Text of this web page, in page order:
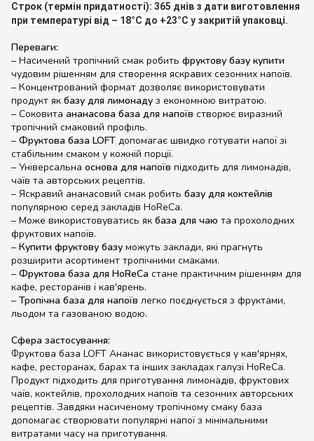
Строк (термін придатності): 365 днів з дати виготовлення
при температурі від – 18°C до +23°C у закритій упаковці.
Переваги:
– Насичений тропічний смак робить фруктову базу купити
чудовим рішенням для створення яскравих сезонних напоїв.
– Концентрований формат дозволяє використовувати
продукт як базу для лимонаду з економною витратою.
– Соковита ананасова база для напоїв створює виразний
тропічний смаковий профіль.
– Фруктова база LOFT допомагає швидко готувати напої зі
стабільним смаком у кожній порції.
– Універсальна основа для напоїв підходить для лимонадів,
чаїв та авторських рецептів.
– Яскравий ананасовий смак робить базу для коктейлів
популярною серед закладів HoReCa.
– Може використовуватись як база для чаю та прохолодних
фруктових напоїв.
– Купити фруктову базу можуть заклади, які прагнуть
розширити асортимент тропічними смаками.
– Фруктова база для HoReCa стане практичним рішенням для
кафе, ресторанів і кав'ярень.
– Тропічна база для напоїв легко поєднується з фруктами,
льодом та газованою водою.
Сфера застосування:
Фруктова база LOFT Ананас використовується у кав'ярнях,
кафе, ресторанах, барах та інших закладах галузі HoReCa.
Продукт підходить для приготування лимонадів, фруктових
чаїв, коктейлів, прохолодних напоїв та сезонних авторських
рецептів. Завдяки насиченому тропічному смаку база
допомагає створювати популярні напої з мінімальними
витратами часу на приготування.